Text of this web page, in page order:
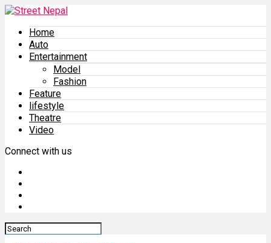
Home
Auto
Entertainment
Model
Fashion
Feature
lifestyle
Theatre
Video
Connect with us